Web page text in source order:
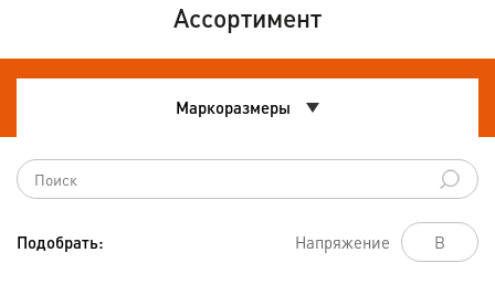
Ассортимент
Маркоразмеры
Подобрать: Напряжение